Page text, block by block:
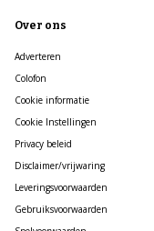
Over ons
Adverteren
Colofon
Cookie informatie
Cookie Instellingen
Privacy beleid
Disclaimer/vrijwaring
Leveringsvoorwaarden
Gebruiksvoorwaarden